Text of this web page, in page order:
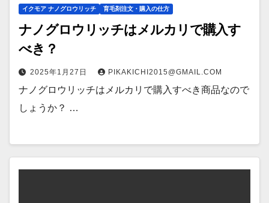
イクモア ナノグロウリッチ 育毛剤注文・購入の仕方
ナノグロウリッチはメルカリで購入す
べき？
2025年1月27日 PIKAKICHI2015@GMAIL.COM
ナノグロウリッチはメルカリで購入すべき商品なので
しょうか？ …